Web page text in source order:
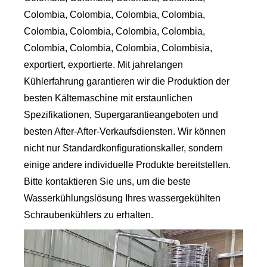
Colombia, Colombia, Colombia, Colombia,
Colombia, Colombia, Colombia, Colombia,
Colombia, Colombia, Colombia, Colombisia,
exportiert, exportierte. Mit jahrelangen
Kühlerfahrung garantieren wir die Produktion der
besten Kältemaschine mit erstaunlichen
Spezifikationen, Supergarantieangeboten und
besten After-After-Verkaufsdiensten. Wir können
nicht nur Standardkonfigurationskaller, sondern
einige andere individuelle Produkte bereitstellen.
Bitte kontaktieren Sie uns, um die beste
Wasserkühlungslösung Ihres wassergekühlten
Schraubenkühlers zu erhalten.